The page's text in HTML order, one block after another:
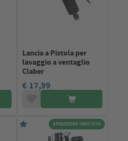
Lancia a Pistola per
lavaggio a ventaglio
Claber
€ 17,99
SPEDIZIONE GRATUITA